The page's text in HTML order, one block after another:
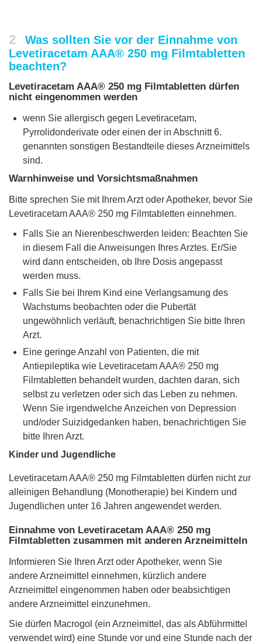
2
Was sollten Sie vor der Einnahme von
Levetiracetam AAA® 250 mg Filmtabletten
beachten?
Levetiracetam AAA® 250 mg Filmtabletten dürfen
nicht eingenommen werden
wenn Sie allergisch gegen Levetiracetam,
Pyrrolidonderivate oder einen der in Abschnitt 6.
genannten sonstigen Bestandteile dieses Arzneimittels
sind.
Warnhinweise und Vorsichtsmaßnahmen
Bitte sprechen Sie mit Ihrem Arzt oder Apotheker, bevor Sie
Levetiracetam AAA® 250 mg Filmtabletten einnehmen.
Falls Sie an Nierenbeschwerden leiden: Beachten Sie
in diesem Fall die Anweisungen Ihres Arztes. Er/Sie
wird dann entscheiden, ob Ihre Dosis angepasst
werden muss.
Falls Sie bei Ihrem Kind eine Verlangsamung des
Wachstums beobachten oder die Pubertät
ungewöhnlich verläuft, benachrichtigen Sie bitte Ihren
Arzt.
Eine geringe Anzahl von Patienten, die mit
Antiepileptika wie Levetiracetam AAA® 250 mg
Filmtabletten behandelt wurden, dachten daran, sich
selbst zu verletzen oder sich das Leben zu nehmen.
Wenn Sie irgendwelche Anzeichen von Depression
und/oder Suizidgedanken haben, benachrichtigen Sie
bitte Ihren Arzt.
Kinder und Jugendliche
Levetiracetam AAA® 250 mg Filmtabletten dürfen nicht zur
alleinigen Behandlung (Monotherapie) bei Kindern und
Jugendlichen unter 16 Jahren angewendet werden.
Einnahme von Levetiracetam AAA® 250 mg
Filmtabletten zusammen mit anderen Arzneimitteln
Informieren Sie Ihren Arzt oder Apotheker, wenn Sie
andere Arzneimittel einnehmen, kürzlich andere
Arzneimittel eingenommen haben oder beabsichtigen
andere Arzneimittel einzunehmen.
Sie dürfen Macrogol (ein Arzneimittel, das als Abführmittel
verwendet wird) eine Stunde vor und eine Stunde nach der